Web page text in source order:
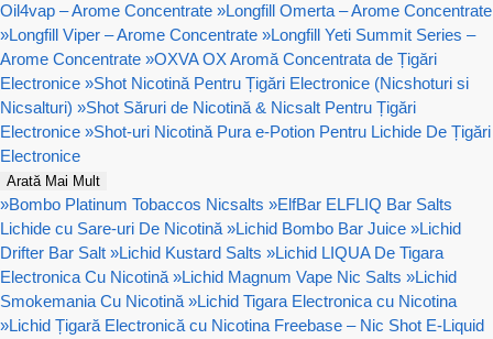
Oil4vap – Arome Concentrate »Longfill Omerta – Arome Concentrate
»Longfill Viper – Arome Concentrate »Longfill Yeti Summit Series –
Arome Concentrate »OXVA OX Aromă Concentrata de Țigări
Electronice »Shot Nicotină Pentru Țigări Electronice (Nicshoturi si
Nicsalturi) »Shot Săruri de Nicotină & Nicsalt Pentru Țigări
Electronice »Shot-uri Nicotină Pura e-Potion Pentru Lichide De Țigări
Electronice
Arată Mai Mult
»Bombo Platinum Tobaccos Nicsalts »ElfBar ELFLIQ Bar Salts
Lichide cu Sare-uri De Nicotină »Lichid Bombo Bar Juice »Lichid
Drifter Bar Salt »Lichid Kustard Salts »Lichid LIQUA De Tigara
Electronica Cu Nicotină »Lichid Magnum Vape Nic Salts »Lichid
Smokemania Cu Nicotină »Lichid Tigara Electronica cu Nicotina
»Lichid Țigară Electronică cu Nicotina Freebase – Nic Shot E-Liquid